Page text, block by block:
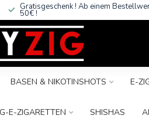
Gratisgeschenk ! Ab einem
50€ !
BASEN & NIKOTINSHOTS E-
E-ZIGARETTEN SHISHAS